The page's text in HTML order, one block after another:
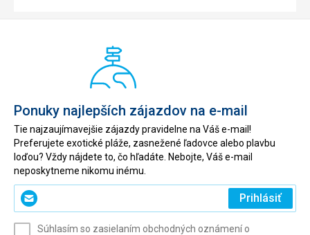
Ponuky najlepších zájazdov na e-mail
Tie najzaujímavejšie zájazdy pravidelne na Váš e-mail!
Preferujete exotické pláže, zasnežené ľadovce alebo plavbu
loďou? Vždy nájdete to, čo hľadáte. Nebojte, Váš e-mail
neposkytneme nikomu inému.
Zadajte
svoj
Prihlásiť
Súhlasím so zasielaním obchodných oznámení o